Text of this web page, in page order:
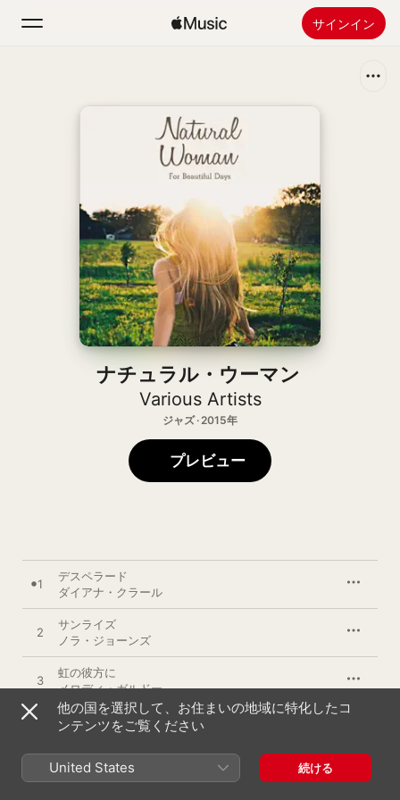
サインイン
ラジオ
ナチュラル・ウーマン
Various Artists
ジャズ · 2015年
プレビュー
1
デスペラード
ダイアナ・クラール
2
サンライズ
ノラ・ジョーンズ
3
虹の彼方に
メロディ・ガルドー
スマイル
マデリン・ペルー
ドント・ノー・ホワイ (feat. ジェシー・ハリス)
原田知世
他の国を選択して、お住まいの地域に特化したコ
ンテンツをご覧ください
United States 続ける